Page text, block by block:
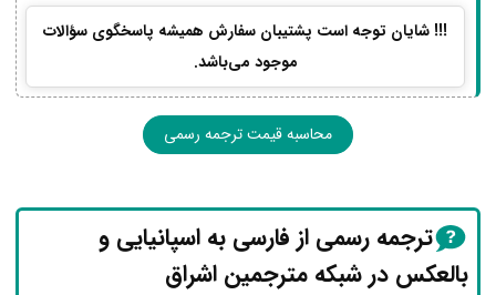
!!! شایان توجه است پشتیبان سفارش همیشه پاسخگوی سؤالات
موجود می‌باشد.
محاسبه قیمت ترجمه رسمی
ترجمه رسمی از فارسی به اسپانیایی و
بالعکس در شبکه مترجمین اشراق